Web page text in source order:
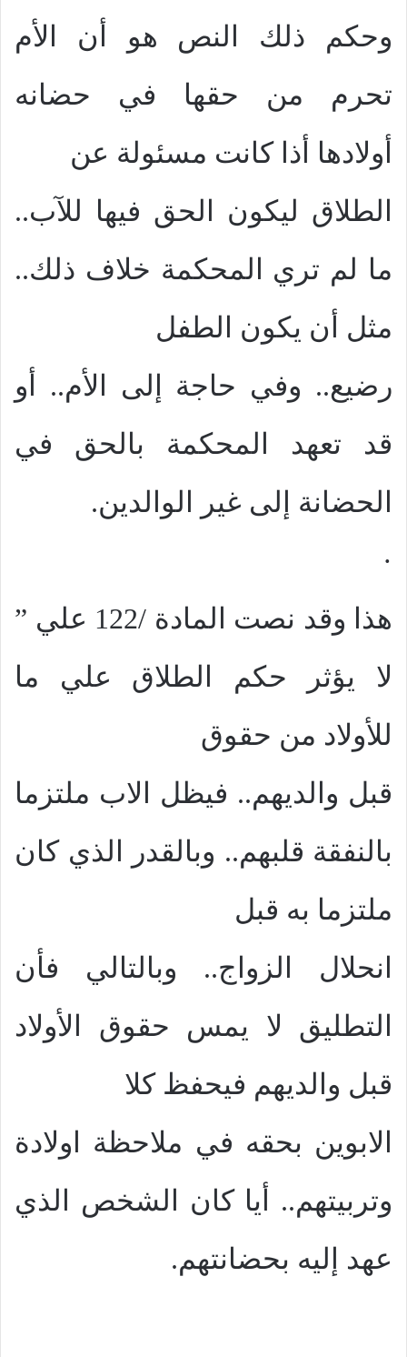
وحكم ذلك النص هو أن الأم
تحرم من حقها في حضانه
أولادها أذا كانت مسئولة عن
الطلاق ليكون الحق فيها للآب..
ما لم تري المحكمة خلاف ذلك..
مثل أن يكون الطفل
رضيع.. وفي حاجة إلى الأم.. أو
قد تعهد المحكمة بالحق في
الحضانة إلى غير الوالدين.
·
هذا وقد نصت المادة /122 علي ”
لا يؤثر حكم الطلاق علي ما
للأولاد من حقوق
قبل والديهم.. فيظل الاب ملتزما
بالنفقة قلبهم.. وبالقدر الذي كان
ملتزما به قبل
انحلال الزواج.. وبالتالي فأن
التطليق لا يمس حقوق الأولاد
قبل والديهم فيحفظ كلا
الابوين بحقه في ملاحظة اولادة
وتربيتهم.. أيا كان الشخص الذي
عهد إليه بحضانتهم.